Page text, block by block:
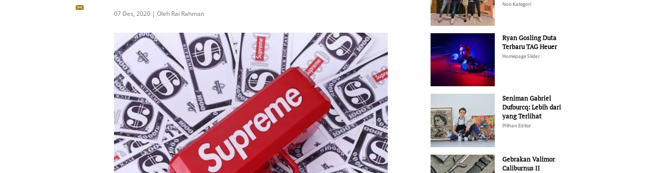
07 Des, 2020 | Oleh Rai Rahman
Non Kategori
Ryan Gosling Duta
Terbaru TAG Heuer
Homepage Slider
Seniman Gabriel
Dufourcq: Lebih dari
yang Terlihat
Pilihan Editor
Gebrakan Valimor
Caliburnus II